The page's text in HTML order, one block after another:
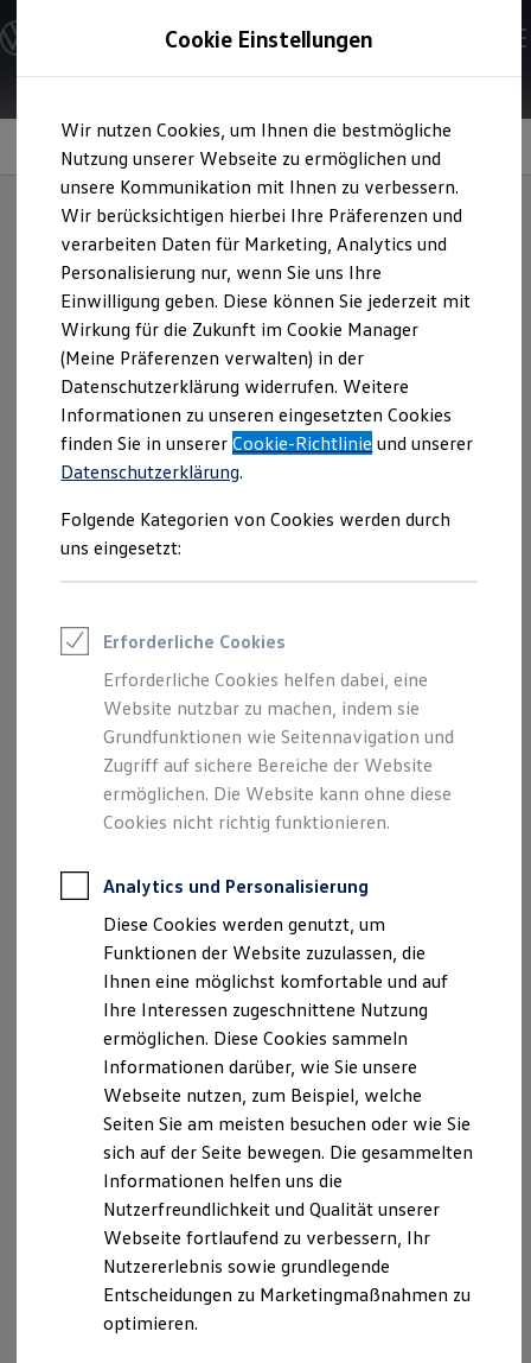
Hauptinhalt
springen
Footer
springen
Modelle & Konfigurator
Nutzfahrzeugkategorien entdecken
Modelle konfigurieren
Vorgängermodelle und Oldtimer
Vorgängermodelle
Oldtimer
Bulli Historie
Branchenlösungen & Gewerbekunden
Umbaulösungen und Hersteller finden
Auf- und Umbauten entdecken & konfigurieren
Groß- und Sonderkunden
Großkunden
Kommunen & Behörden
Journalisten
Sportvereine
Branchenlösungen
Bau & Handwerk
Gewerbliche Personenbeförderung
Service & mobile Werkstätten
Kurier, Logistik & Handel
Feuerwehr
Rettungsdienste
ONE Business ID Vorteile
Fahrzeugsuche & Marktplatz
Digitaler Marktplatz
Kauf & Finanzierung
Online-Fahrzeugbewertung
Aktionen & Angebote
E-Auto-Förderung
Für Privatkunden
Für Gewerbekunden
Profi Paket
TopDeal
Zertifizierte Gebrauchtwagen
Für Privatkunden
Für Gewerbekunden
Leasing
Für Privatkunden
Für Gewerbekunden
Versicherungen & Garantien
Garantien
Kfz-Versicherung für Nutzfahrzeuge
Restschuldversicherung
Wartungsverträge
Besitzer & Service
Reparatur & Service
Sommer-Special
Reparatur, Pflege & Inspektion
Servicetermin anfragen
Service-Vorteile bei Volkswagen Nutzfahrzeuge
ServicePlus
Economy Service
Räder & Reifen Service
Ersatzfahrzeuge
Technische Daten
Cookie Einstellungen
Wir nutzen Cookies, um Ihnen die bestmögliche
Nutzung unserer Webseite zu ermöglichen und
unsere Kommunikation mit Ihnen zu verbessern.
Wir berücksichtigen hierbei Ihre Präferenzen und
verarbeiten Daten für Marketing, Analytics und
Personalisierung nur, wenn Sie uns Ihre
Einwilligung geben. Diese können Sie jederzeit mit
Wirkung für die Zukunft im Cookie Manager
(Meine Präferenzen verwalten) in der
Datenschutzerklärung widerrufen. Weitere
Informationen zu unseren eingesetzten Cookies
finden Sie in unsererCookie-Richtlinie und unserer
Datenschutzerklärung.
Folgende Kategorien von Cookies werden durch
uns eingesetzt:
Erforderliche Cookies
Erforderliche Cookies helfen dabei, eine
Website nutzbar zu machen, indem sie
Grundfunktionen wie Seitennavigation und
Zugriff auf sichere Bereiche der Website
ermöglichen. Die Website kann ohne diese
Cookies nicht richtig funktionieren.
Analytics und Personalisierung
Diese Cookies werden genutzt, um
Funktionen der Website zuzulassen, die
Ihnen eine möglichst komfortable und auf
Ihre Interessen zugeschnittene Nutzung
ermöglichen. Diese Cookies sammeln
Informationen darüber, wie Sie unsere
Webseite nutzen, zum Beispiel, welche
Seiten Sie am meisten besuchen oder wie Sie
sich auf der Seite bewegen. Die gesammelten
Informationen helfen uns die
Nutzerfreundlichkeit und Qualität unserer
Webseite fortlaufend zu verbessern, Ihr
Nutzererlebnis sowie grundlegende
Entscheidungen zu Marketingmaßnahmen zu
optimieren.